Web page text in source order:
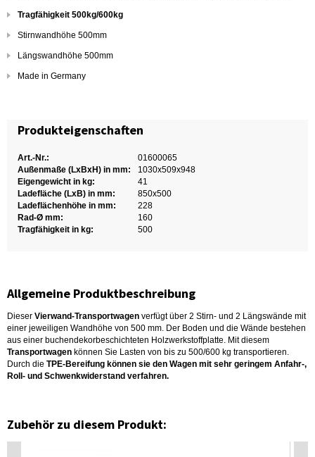
Tragfähigkeit 500kg/600kg
Stirnwandhöhe 500mm
Längswandhöhe 500mm
Made in Germany
Produkteigenschaften
Art.-Nr.:
01600065
Außenmaße (LxBxH) in mm:
1030x509x948
Eigengewicht in kg:
41
Ladefläche (LxB) in mm:
850x500
Ladeflächenhöhe in mm:
228
Rad-Ø mm:
160
Tragfähigkeit in kg:
500
Allgemeine Produktbeschreibung
Dieser Vierwand-Transportwagen verfügt über 2 Stirn- und 2 Längswände mit
einer jeweiligen Wandhöhe von 500 mm. Der Boden und die Wände bestehen
aus einer buchendekorbeschichteten Holzwerkstoffplatte. Mit diesem
Transportwagen können Sie Lasten von bis zu 500/600 kg transportieren.
Durch die TPE-Bereifung können sie den Wagen mit sehr geringem Anfahr-,
Roll- und Schwenkwiderstand verfahren.
Zubehör zu diesem Produkt: